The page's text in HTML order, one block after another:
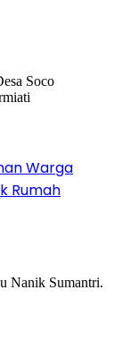
Warga
Rumah